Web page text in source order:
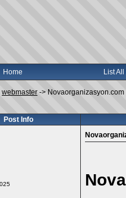
Home List
webmaster ->
Post Info